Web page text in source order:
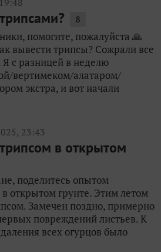
8
помогите, пожалуйста 🙏
вывести трипсы? Сожрали все
Я с разницей в неделю
вертимеком/алатаром/
экстра, и вот начали
23:43
в открытом
поделитесь опытом
открытом грунте. Этим летом
Замечен поздно, примерно
повреждений листьев. К
всех огурцов было